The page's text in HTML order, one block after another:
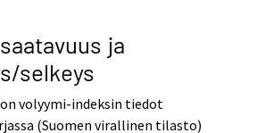
ja
selkeys
volyymi-indeksin tiedot
(Suomen virallinen tilasto)